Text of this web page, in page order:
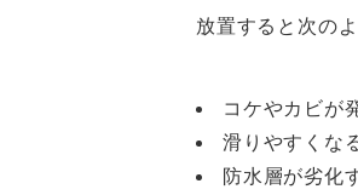
放置すると次の
コケやカビが
滑りやすくな
防水層が劣化